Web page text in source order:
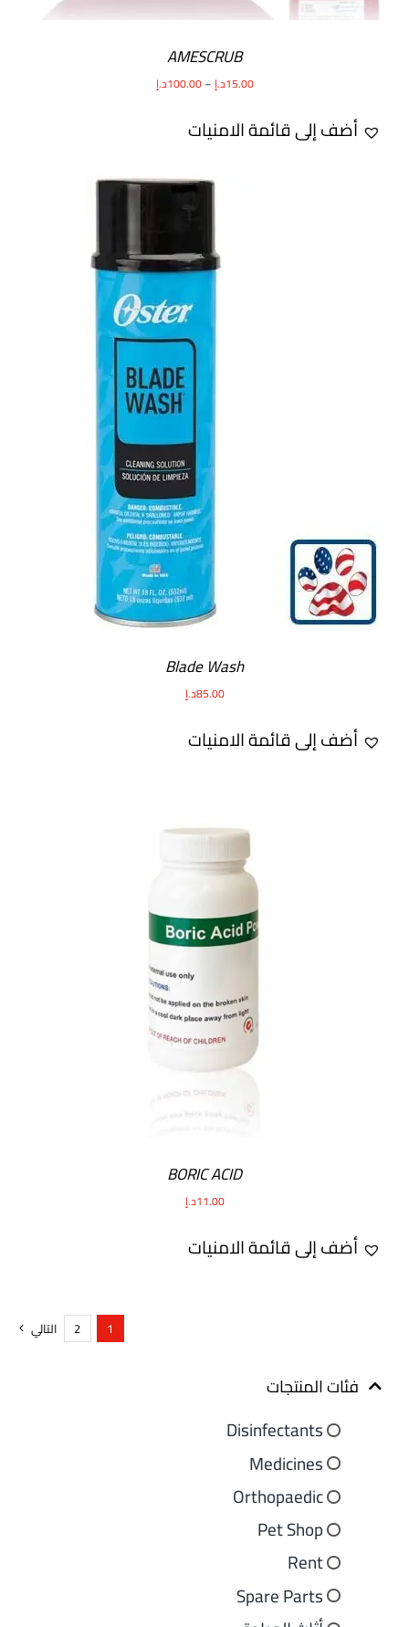
فئات المنتجات
Disinfectants
Medicines
Orthopaedic
Pet Shop
Rent
Spare Parts
AMESCRUB
15.00د.إ–
100.00د.إ
أضف إلى قائمة الامنيات
Blade Wash
85.00د.إ
أضف إلى قائمة الامنيات
BORIC ACID
11.00د.إ
أضف إلى قائمة الامنيات
1
2 التالي